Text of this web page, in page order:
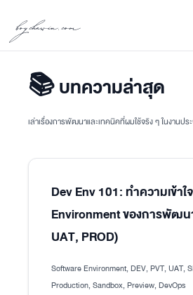
boychawin.com
📚 บทความล่าสุด
เล่าเรื่องการพัฒนาและเทคนิคที่ผมใช้จริง ๆ ในงานปร
Dev Env 101: ทำความเข้าใจ
Environment ของการพัฒน
UAT, PROD)
Software Environment, DEV, PVT, UAT,
Production, Sandbox, Preview, DevOps